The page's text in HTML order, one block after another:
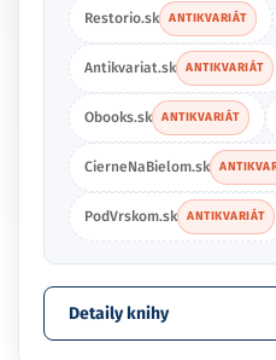
Restorio.sk ANTIKVARIÁT
Antikvariat.sk ANTIKVARIÁT
Obooks.sk ANTIKVARIÁT
CierneNaBielom.sk
PodVrskom.sk ANTIKVARIÁT
Detaily knihy